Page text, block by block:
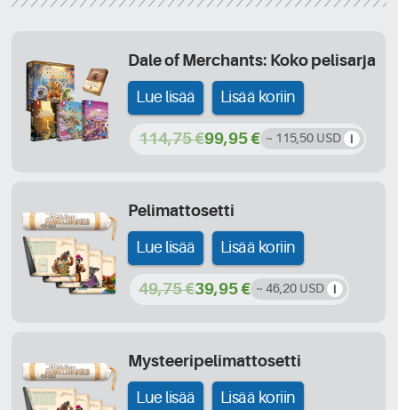
Dale of Merchants: Koko pelisarja
Lue lisää Lisää koriin
114,75 €99,95 € ~ 115,50 USD
Pelimattosetti
Lue lisää Lisää koriin
49,75 €39,95 € ~ 46,20 USD
Mysteeripelimattosetti
Lue lisää Lisää koriin